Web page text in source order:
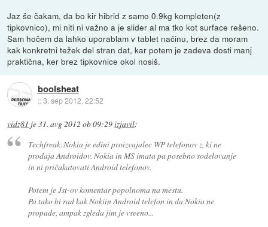
Jaz še čakam, da bo kir hibrid z samo 0.9kg kompleten(z
tipkovnico), mi niti ni važno a je slider al ma tko kot surface rešeno.
Sam hočem da lahko uporablam v tablet načinu, brez da moram
kak konkretni težek del stran dat, kar potem je zadeva dosti manj
praktična, ker brez tipkovnice okol nosiš.
boolsheat
::3. sep 2012, 22:52
vidz81 je31. avg 2012 ob 09:29izjavil:
Techfreak:Nokia je edini proizvajalec WP telefonov z, ki ne
prodaja Androidov. Nokia in MS imata pa posebno sodelovanje
in ni pričakatovati Android telefonov.
Potem je Jst-ov komentar popolnoma na mestu.
Pa tako bi rad kak Nokiin Android telefon in da Nokia ne
propade, ampak zgleda jim je vseeno...